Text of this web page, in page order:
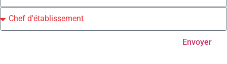
Envoyer